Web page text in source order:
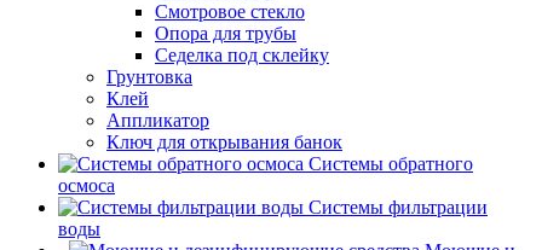
Смотровое стекло
Опора для трубы
Седелка под склейку
Грунтовка
Клей
Аппликатор
Ключ для открывания банок
Системы обратного
осмоса
Системы фильтрации
воды